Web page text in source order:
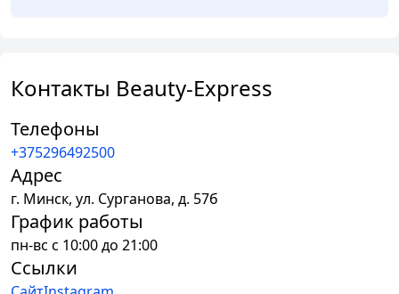
Контакты Beauty-Express
Телефоны
+375296492500
Адрес
г. Минск, ул. Сурганова, д. 57б
График работы
пн-вс с 10:00 до 21:00
Ссылки